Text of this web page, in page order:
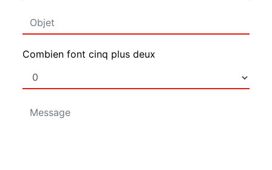
Combien font cinq plus deux